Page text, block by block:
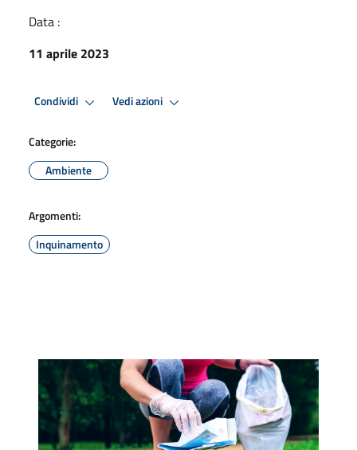
Data :
11 aprile 2023
Condividi Vedi azioni
Categorie:
Ambiente
Argomenti:
Inquinamento